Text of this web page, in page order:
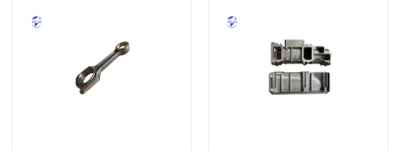
حول بنا